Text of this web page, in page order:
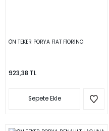
ÖN TEKER PORYA FİAT FİORİNO
923,38 TL
Sepete Ekle